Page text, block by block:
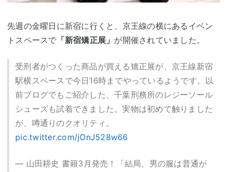
先週の金曜日に新宿に行くと、京王線の横にあるイベン
トスペースで 「新宿矯正展」 が開催されていました。
受刑者がつくった商品が買える矯正展が、京王線新宿
駅横スペースで今日16時までやっているようです。以
前ブログでもご紹介した、千葉刑務所のレジーソール
シューズも試着できました。実物は初めて触りました
が、噂通りのクオリティ。
pic.twitter.com/jOnJ528w66
— 山田耕史 書籍3月発売！「結局、男の服は普通が